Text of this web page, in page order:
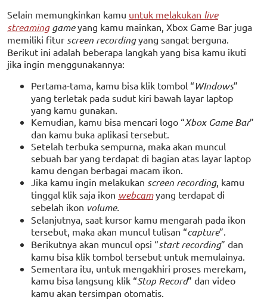
Selain memungkinkan kamu untuk melakukan live
streaminggameyang kamu mainkan, Xbox Game Bar juga
memiliki fitur screen recordingyang sangat berguna.
Berikut ini adalah beberapa langkah yang bisa kamu ikuti
jika ingin menggunakannya:
Pertama-tama, kamu bisa klik tombol “WIndows”
yang terletak pada sudut kiri bawah layar laptop
yang kamu gunakan.
Kemudian, kamu bisa mencari logo “Xbox Game Bar”
dan kamu buka aplikasi tersebut.
Setelah terbuka sempurna, maka akan muncul
sebuah bar yang terdapat di bagian atas layar laptop
kamu dengan berbagai macam ikon.
Jika kamu ingin melakukan screen recording, kamu
tinggal klik saja ikon webcam yang terdapat di
sebelah ikon volume.
Selanjutnya, saat kursor kamu mengarah pada ikon
tersebut, maka akan muncul tulisan “capture”.
Berikutnya akan muncul opsi “start recording” dan
kamu bisa klik tombol tersebut untuk memulainya.
Sementara itu, untuk mengakhiri proses merekam,
kamu bisa langsung klik “Stop Record” dan video
kamu akan tersimpan otomatis.